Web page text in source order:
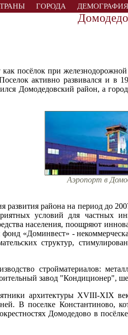
ГОРОДА ДЕМОГРАФИЯ
посёлок при
активно развивался и в
Домодедовский район, а
Аэропорт в
развития района на период до
условий для частных
населения, поощряют
«Доминвест» -
структур,
стройматериалов:
завод "Кондиционер",
архитектуры ХVIII-ХIХ
В поселке Константиново,
Домодедово в